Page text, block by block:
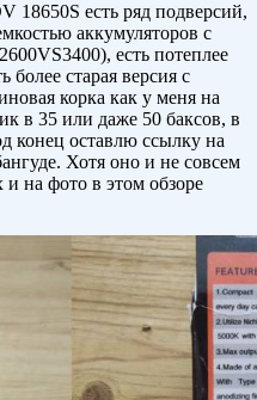
есть ряд подверсий,
аккумуляторов с
есть потеплее
более старая версия с
корка как у меня на
в 35 или даже 50 баксов, в
конец оставлю ссылку на
Хотя оно и не совсем
и на фото в этом обзоре